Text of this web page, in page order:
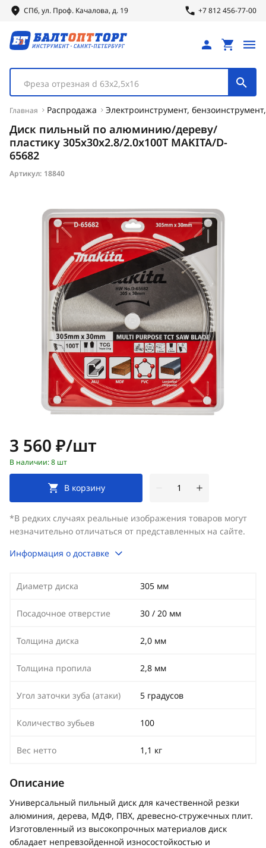
СПб, ул. Проф. Качалова, д. 19 +7 812 456-77-00
Фреза отрезная d 63х2,5х16
Главная Распродажа Электроинструмент,
Диск пильный по алюминию/дереву/
пластику 305x30x2.8/2.0x100T MAKITA/D-
65682
Артикул: 18840
Цена:
3 560 ₽/шт
В наличии: 8 шт
В корзину
*В редких случаях реальные изображения товаров могут
незначительно отличаться от представленных на сайте.
Информация о доставке
Диаметр диска 305 мм
Посадочное отверстие 30 / 20 мм
Толщина диска 2,0 мм
Толщина пропила 2,8 мм
Угол заточки зуба (атаки) 5 градусов
Количество зубьев 100
Вес нетто 1,1 кг
Описание
Универсальный пильный диск для качественной резки
алюминия, дерева, МДФ, ПВХ, древесно-стружечных плит.
Изготовленный из высокопрочных материалов диск
обладает непревзойденной износостойкостью и